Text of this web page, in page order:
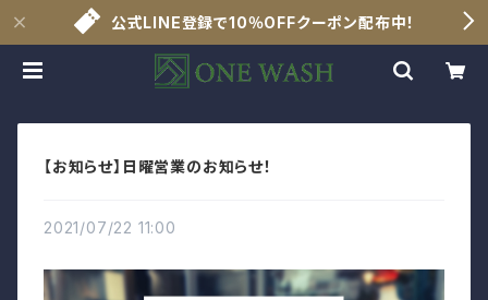
公式LINE登録で10％OFFクーポン配布中！
【お知らせ】日曜営業のお知らせ！
2021/07/22 11:00